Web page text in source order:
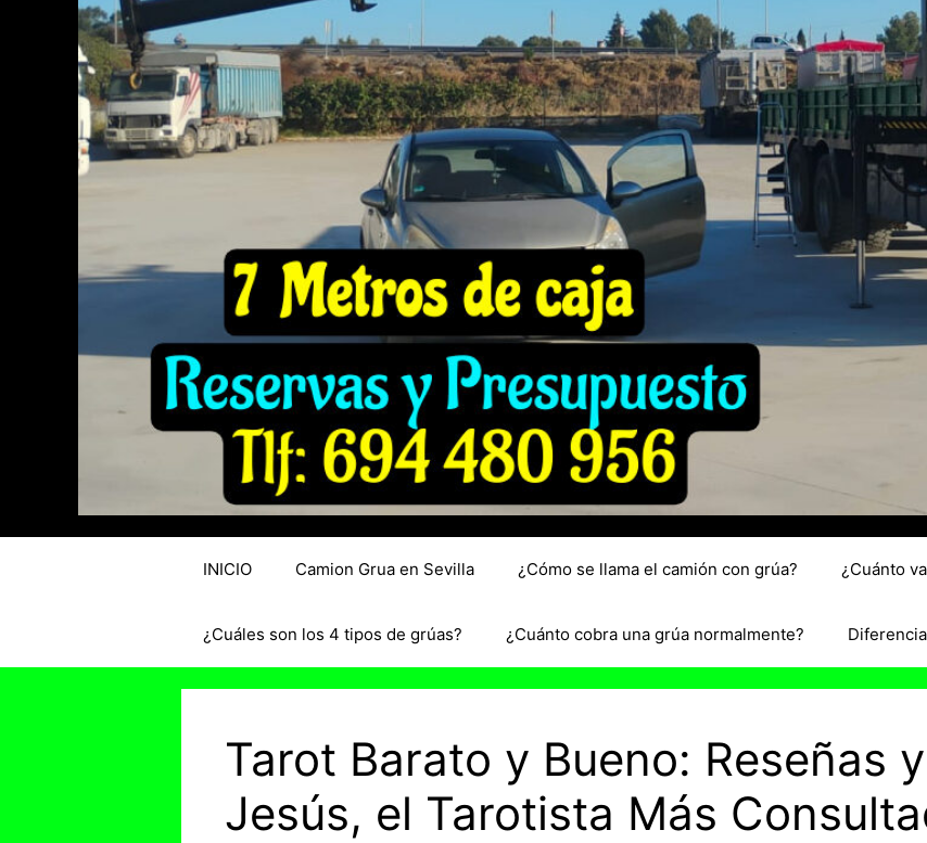
INICIO Camion Grua en Sevilla ¿Cómo se llama el camión con grúa? ¿Cuánto
¿Cuáles son los 4 tipos de grúas? ¿Cuánto cobra una grúa normalmente?
Tarot Barato y Bueno: Reseñas
Jesús, el Tarotista Más